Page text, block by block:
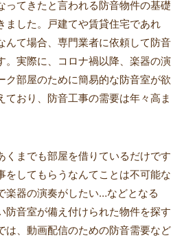
ってきたと言われる防音物件の基礎
ました。戸建てや賃貸住宅であれ
んて場合、専門業者に依頼して防音
。実際に、コロナ禍以降、楽器の演
ク部屋のために簡易的な防音室が欲
ており、防音工事の需要は年々高ま
くまでも部屋を借りているだけです
をしてもらうなんてことは不可能な
楽器の演奏がしたい…などとなる
防音室が備え付けられた物件を探す
は、動画配信のための防音需要など